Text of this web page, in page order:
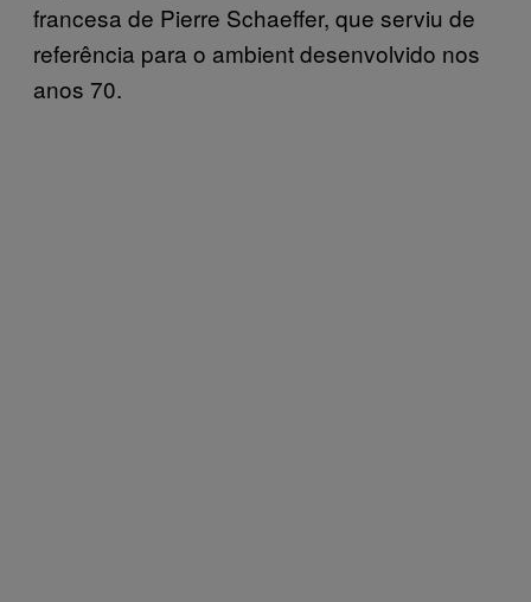
francesa de Pierre Schaeffer, que serviu de
referência para o ambient desenvolvido nos
anos 70.